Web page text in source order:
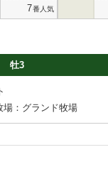
7番人気
牡3
場：グランド牧場